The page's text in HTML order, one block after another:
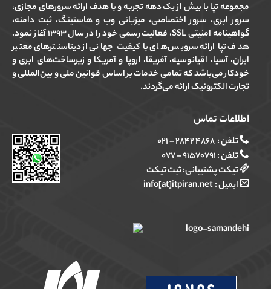
مجموعه تپا با بیش از یک دهه تجربه و با هدف ارائه سرورهای مجازی،
سرور ابری، سرور اختصاصی، میزبانی وب و هاستینگ، ثبت دامنه،
گواهینامه امنیتی SSL، فعالیت رسمی خود را در سال ۱۳۹۳ آغاز نمود.
هدف تپا ارائه سرویس‌های با کیفیت جهانی از دیتاسنترهای معتبر
ایران، آسیا، اقیانوسیه، آفریقا، اروپا و آمریکا و زیرساخت‌های ابری و
خودکار می‌باشد که تمامی خدمات بر اساس قوانین ملی و بین‌المللی و
تجارت الکترونیک ارائه می‌گردند.
اطلاعات تماس
تلفن :۴۸۶۸ ۲۸۴۲ – ۰۲۱
تلفن :۹۱۵۷۰۷۹۱ – ۰۷۷
تیکت پشتیبانی:ثبت تیکت
ایمیل : info[at]itpiran.net